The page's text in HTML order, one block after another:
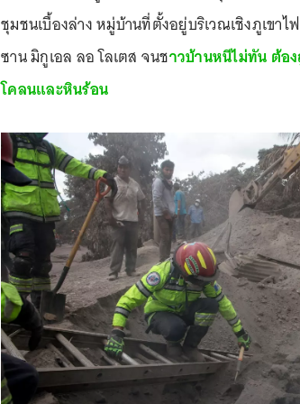
ชุมชนเบื้องล่าง หมู่บ้านที่ตั้งอยู่บริเวณเชิงภูเขาไ
ซาน มิกูเอล ลอ โลเตส จนชาวบ้านหนีไม่ทัน ต้อ
โคลนและหินร้อน